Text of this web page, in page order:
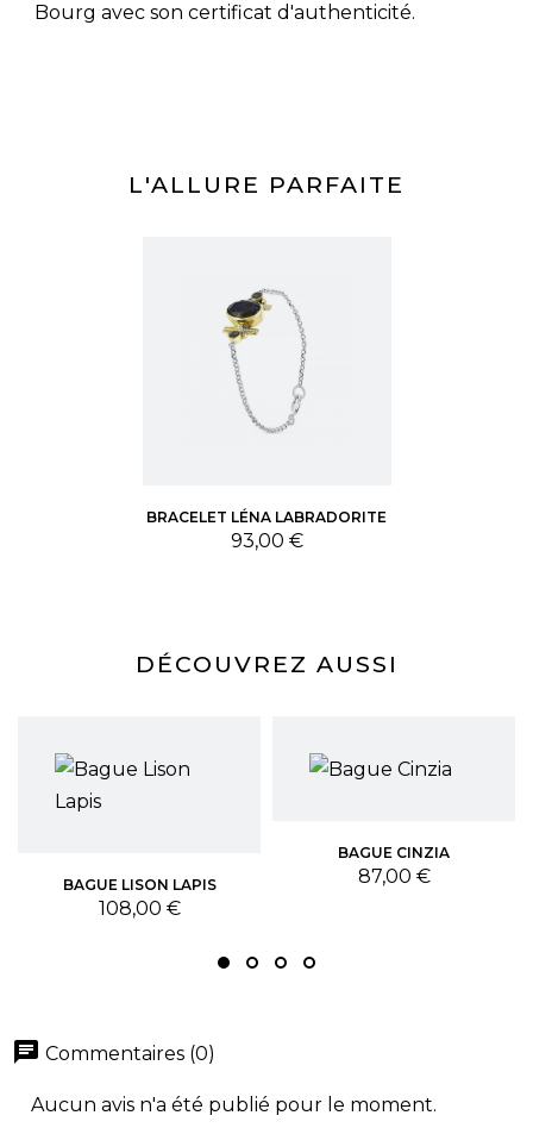
Bourg avec son certificat d'authenticité.
L'ALLURE PARFAITE
BRACELET LÉNA LABRADORITE
Prix
93,00 €
DÉCOUVREZ AUSSI
BAGUE LISON LAPIS
Prix
108,00 €
BAGUE CINZIA
Prix
87,00 €
chat Commentaires (0)
Aucun avis n'a été publié pour le moment.